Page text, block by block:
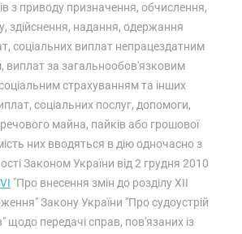
з приводу призначення, обчислення,
здійснення, надання, одержання
соціальних виплат непрацездатним
виплат за загальнообов'язковим
страхуванням та інших
соціальних послуг, допомоги,
речового майна, пайків або грошової
них вводяться в дію одночасно з
Законом України від 2 грудня 2010
"Про внесення змін до розділу XII
Закону України "Про судоустрій
щодо передачі справ, пов'язаних із